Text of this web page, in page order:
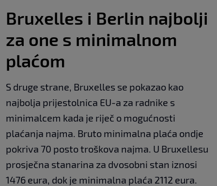
Bruxelles i Berlin najbolji
za one s minimalnom
plaćom
S druge strane, Bruxelles se pokazao kao
najbolja prijestolnica EU-a za radnike s
minimalcem kada je riječ o mogućnosti
plaćanja najma. Bruto minimalna plaća ondje
pokriva 70 posto troškova najma. U Bruxellesu
prosječna stanarina za dvosobni stan iznosi
1476 eura, dok je minimalna plaća 2112 eura.